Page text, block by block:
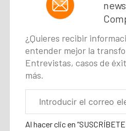
¿Quieres recibir
entender mejor la
Entrevistas, casos de
más.
electrónico
Al hacer clic en